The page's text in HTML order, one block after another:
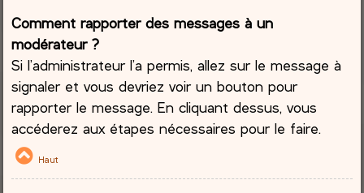
Comment rapporter des messages à un
modérateur ?
Si l’administrateur l’a permis, allez sur le message à
signaler et vous devriez voir un bouton pour
rapporter le message. En cliquant dessus, vous
accéderez aux étapes nécessaires pour le faire.
Haut